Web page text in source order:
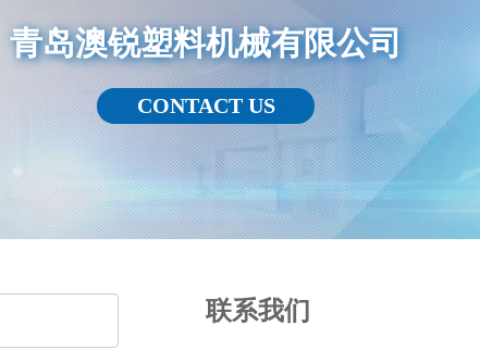
青岛澳锐塑料机械有限公司
CONTACT US
联系我们